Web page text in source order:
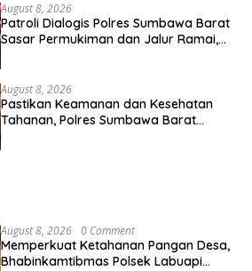
August 8, 2026
Patroli Dialogis Polres Sumbawa Barat
Sasar Permukiman dan Jalur Ramai,
August 8, 2026
Pastikan Keamanan dan Kesehatan
Tahanan, Polres Sumbawa Barat
August 8, 2026 0 Comment
Memperkuat Ketahanan Pangan Desa,
Bhabinkamtibmas Polsek Labuapi